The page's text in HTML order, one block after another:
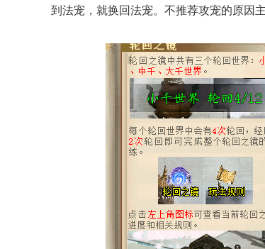
到法宠，就换回法宠。不推荐攻宠的原因